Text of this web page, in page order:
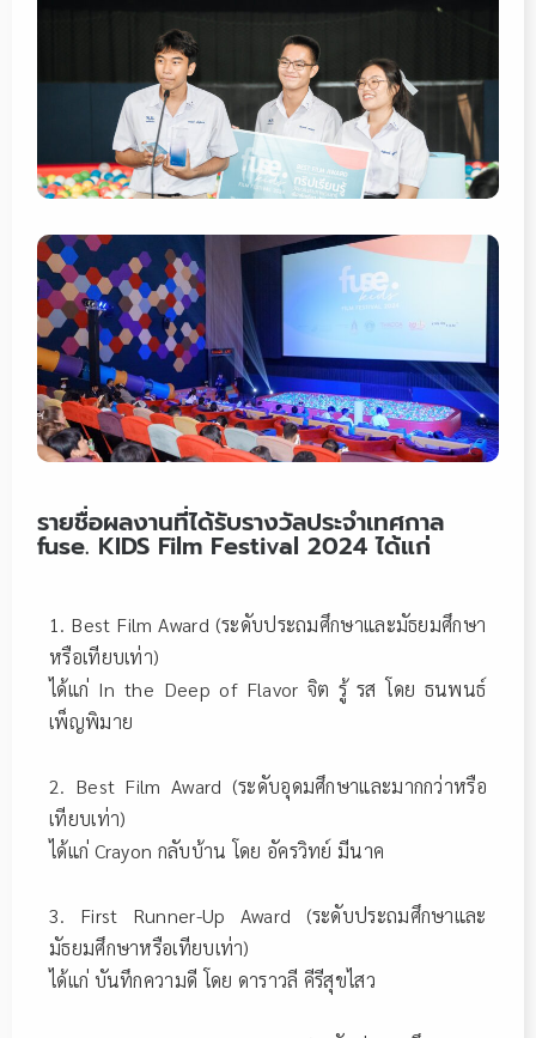
รายชื่อผลงานที่ได้รับรางวัลประจำเทศกาล
fuse. KIDS Film Festival 2024 ได้แก่
1. Best Film Award (ระดับประถมศึกษาและมัธยมศึกษา
หรือเทียบเท่า)
ได้แก่ In the Deep of Flavor จิต รู้ รส โดย ธนพนธ์
เพ็ญพิมาย
2. Best Film Award (ระดับอุดมศึกษาและมากกว่าหรือ
เทียบเท่า)
ได้แก่ Crayon กลับบ้าน โดย อัครวิทย์ มีนาค
3. First Runner-Up Award (ระดับประถมศึกษาและ
มัธยมศึกษาหรือเทียบเท่า)
ได้แก่ บันทึกความดี โดย ดาราวลี คีรีสุขไสว